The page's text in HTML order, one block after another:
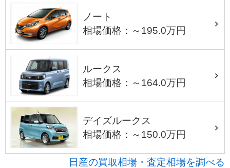
ノート
相場価格：～195.0万円
ルークス
相場価格：～164.0万円
デイズルークス
相場価格：～150.0万円
日産の買取相場・査定相場を調べる